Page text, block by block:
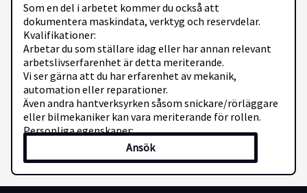
Som en del i arbetet kommer du också att
dokumentera maskindata, verktyg och reservdelar.
Kvalifikationer:
Arbetar du som ställare idag eller har annan relevant
arbetslivserfarenhet är detta meriterande.
Vi ser gärna att du har erfarenhet av mekanik,
automation eller reparationer.
Även andra hantverksyrken såsom snickare/rörläggare
eller bilmekaniker kan vara meriterande för rollen.
Personliga egenskaper:
Som person har du ett stort tekniskt intresse. Du har
lätt för att lära och van vid att ta eget ansvar.
Vi tror att du som söker är en problemlösare som är
van att ta tag i vardagliga utmaningar samt har
Ansök